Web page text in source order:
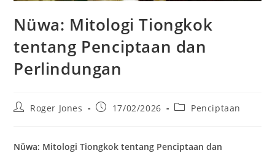
Nüwa: Mitologi Tiongkok
tentang Penciptaan dan
Perlindungan
PostRoger Jones
Post17/02/2026
PostPenciptaan
Nüwa: Mitologi Tiongkok tentang Penciptaan dan